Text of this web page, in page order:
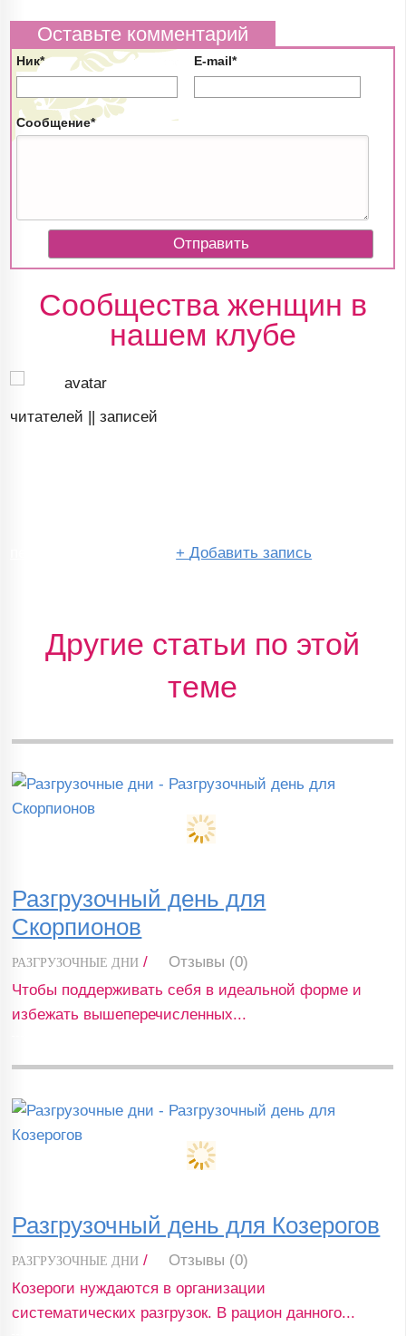
Оставьте комментарий
Ник* E-mail*
Сообщение*
Сообщества женщин в
нашем клубе
читателей ||записей
перейти в сообщество+Добавить запись
Другие статьи по этой
теме
Разгрузочный день для
Скорпионов
РАЗГРУЗОЧНЫЕ ДНИ /
Отзывы (0)
Чтобы поддерживать себя в идеальной форме и
избежать вышеперечисленных...
Разгрузочный день для Козерогов
РАЗГРУЗОЧНЫЕ ДНИ /
Отзывы (0)
Козероги нуждаются в организации
систематических разгрузок. В рацион данного...